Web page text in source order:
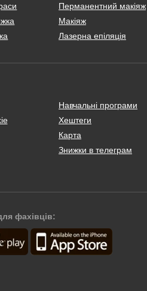
Перманентний макіяж
Макіяж
Лазерна епіляція
Навчальні програми
Хештеги
Карта
Знижки в телеграм
фахівців: